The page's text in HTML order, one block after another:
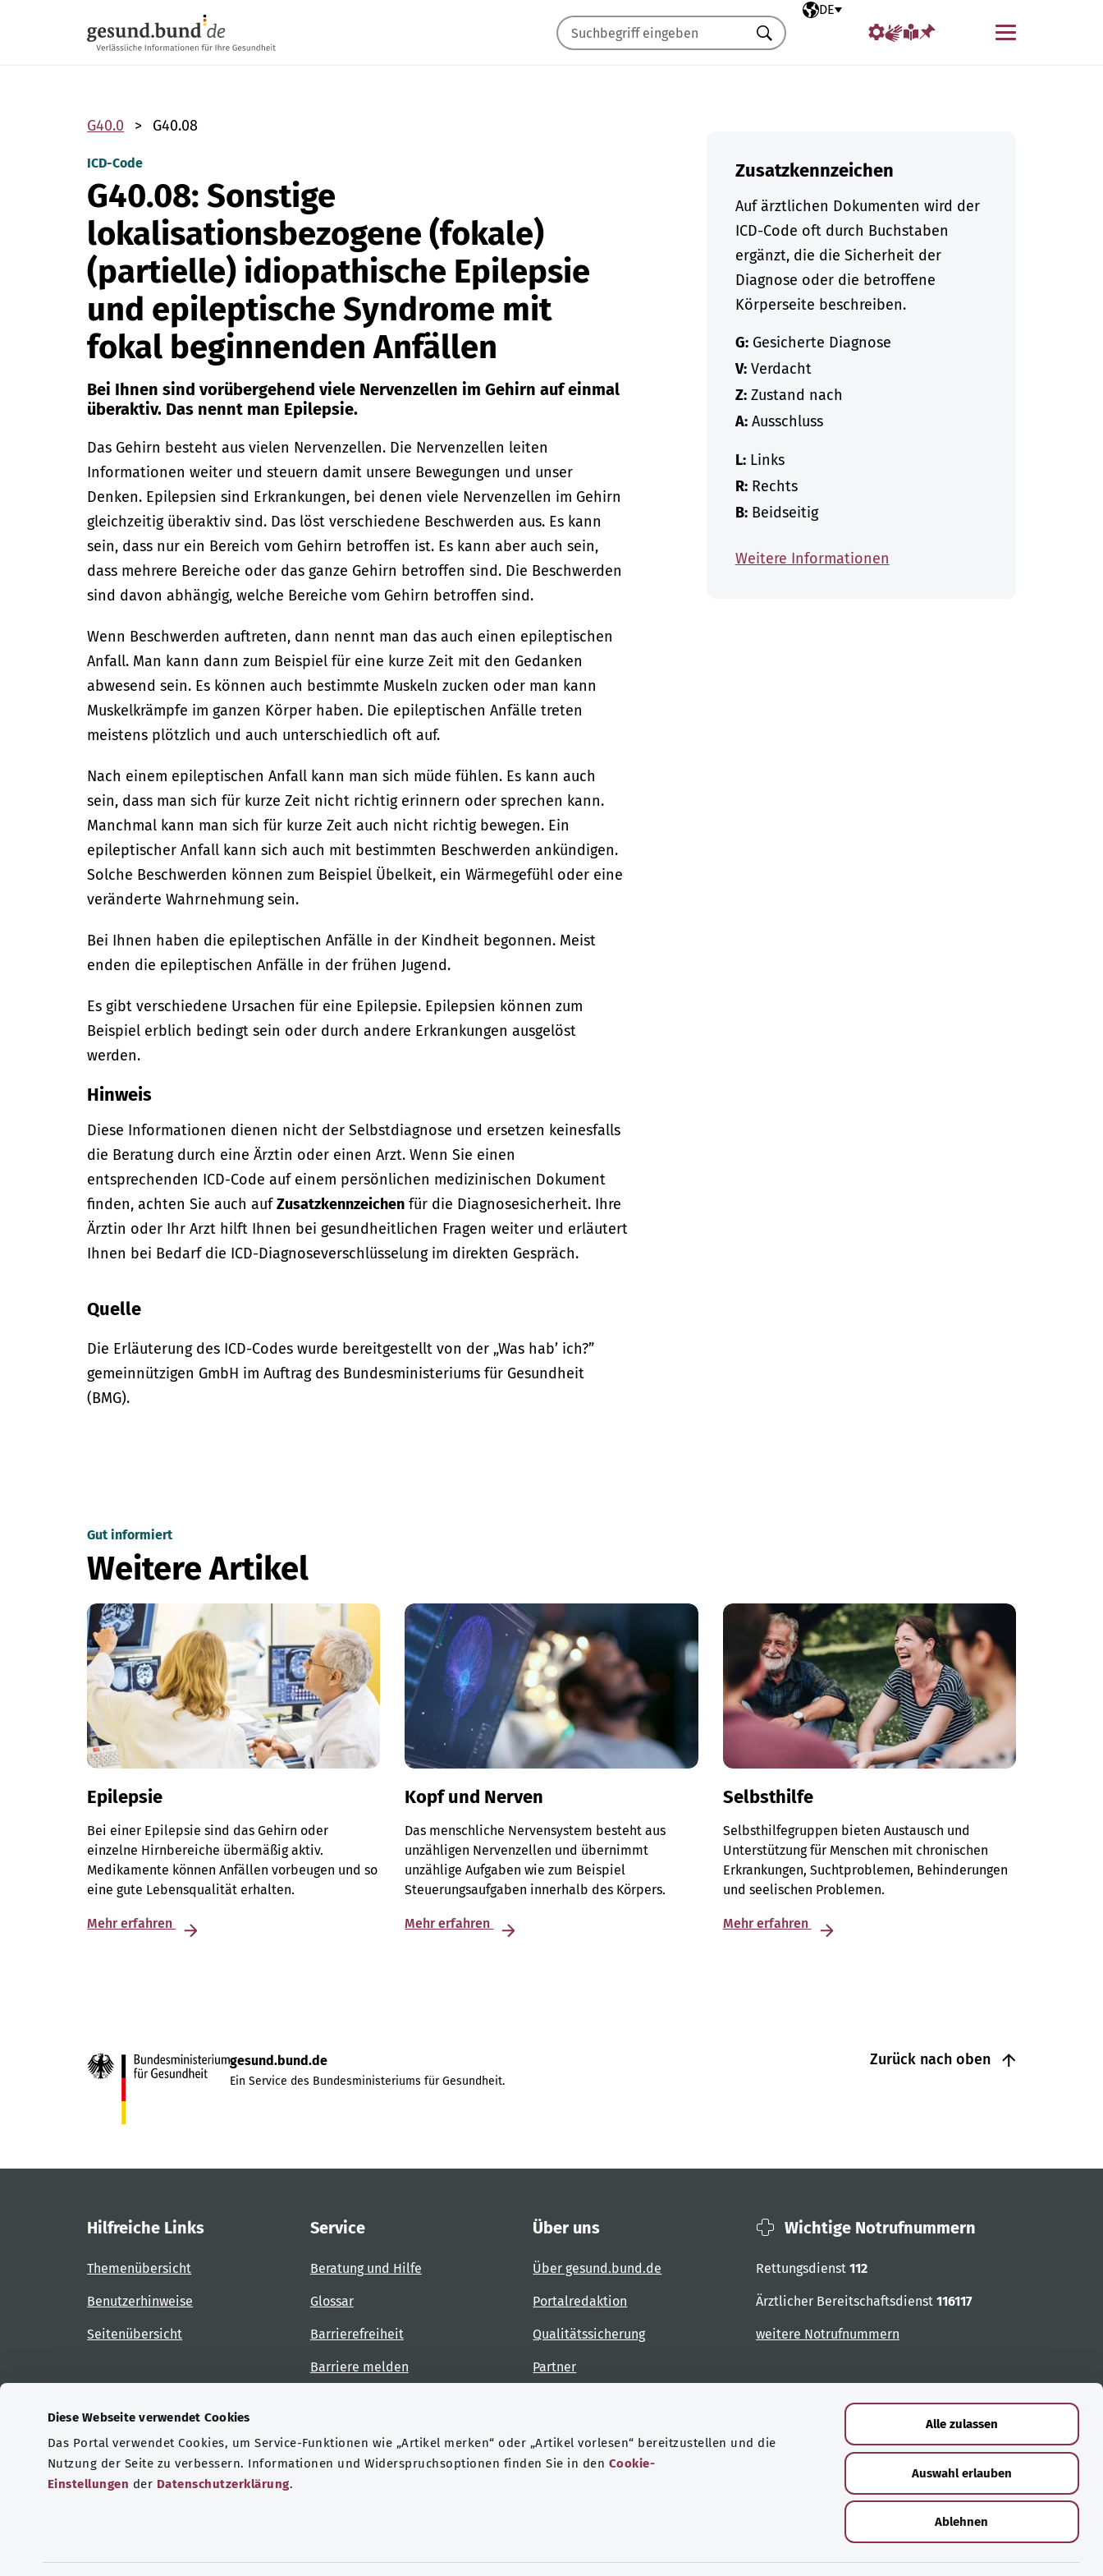
Diese Webseite verwendet Cookies
Das Portal verwendet Cookies, um Service-Funktionen wie „Artikel merken“ oder „Artikel vorlesen“ bereitzustellen und die
Nutzung der Seite zu verbessern. Informationen und Widerspruchsoptionen finden Sie in den Cookie-
Einstellungen der Datenschutzerklärung.
Alle zulassen
Auswahl erlauben
Ablehnen
Ausgewählte Sprache
DE
Menü
Suchen
G40.0 G40.08
ICD-Code
G40.08: Sonstige
lokalisationsbezogene (fokale)
(partielle) idiopathische Epilepsie
und epileptische Syndrome mit
fokal beginnenden Anfällen
Bei Ihnen sind vorübergehend viele Nervenzellen im Gehirn auf einmal
überaktiv. Das nennt man Epilepsie.
Das Gehirn besteht aus vielen Nervenzellen. Die Nervenzellen leiten
Informationen weiter und steuern damit unsere Bewegungen und unser
Denken. Epilepsien sind Erkrankungen, bei denen viele Nervenzellen im Gehirn
gleichzeitig überaktiv sind. Das löst verschiedene Beschwerden aus. Es kann
sein, dass nur ein Bereich vom Gehirn betroffen ist. Es kann aber auch sein,
dass mehrere Bereiche oder das ganze Gehirn betroffen sind. Die Beschwerden
sind davon abhängig, welche Bereiche vom Gehirn betroffen sind.
Wenn Beschwerden auftreten, dann nennt man das auch einen epileptischen
Anfall. Man kann dann zum Beispiel für eine kurze Zeit mit den Gedanken
abwesend sein. Es können auch bestimmte Muskeln zucken oder man kann
Muskelkrämpfe im ganzen Körper haben. Die epileptischen Anfälle treten
meistens plötzlich und auch unterschiedlich oft auf.
Nach einem epileptischen Anfall kann man sich müde fühlen. Es kann auch
sein, dass man sich für kurze Zeit nicht richtig erinnern oder sprechen kann.
Manchmal kann man sich für kurze Zeit auch nicht richtig bewegen. Ein
epileptischer Anfall kann sich auch mit bestimmten Beschwerden ankündigen.
Solche Beschwerden können zum Beispiel Übelkeit, ein Wärmegefühl oder eine
veränderte Wahrnehmung sein.
Bei Ihnen haben die epileptischen Anfälle in der Kindheit begonnen. Meist
enden die epileptischen Anfälle in der frühen Jugend.
Es gibt verschiedene Ursachen für eine Epilepsie. Epilepsien können zum
Beispiel erblich bedingt sein oder durch andere Erkrankungen ausgelöst
werden.
Hinweis
Diese Informationen dienen nicht der Selbstdiagnose und ersetzen keinesfalls
die Beratung durch eine Ärztin oder einen Arzt. Wenn Sie einen
entsprechenden ICD-Code auf einem persönlichen medizinischen Dokument
finden, achten Sie auch aufZusatzkennzeichen für die Diagnosesicherheit. Ihre
Ärztin oder Ihr Arzt hilft Ihnen bei gesundheitlichen Fragen weiter und erläutert
Ihnen bei Bedarf die ICD-Diagnoseverschlüsselung im direkten Gespräch.
Quelle
Die Erläuterung des ICD-Codes wurde bereitgestellt von der „Was hab’ ich?”
gemeinnützigen GmbH im Auftrag des Bundesministeriums für Gesundheit
(BMG).
Zusatzkennzeichen
Auf ärztlichen Dokumenten wird der
ICD-Code oft durch Buchstaben
ergänzt, die die Sicherheit der
Diagnose oder die betroffene
Körperseite beschreiben.
G:Gesicherte Diagnose
V:Verdacht
Z:Zustand nach
A:Ausschluss
L:Links
R:Rechts
B:Beidseitig
Weitere Informationen
Gut informiert
Weitere Artikel
Epilepsie
Bei einer Epilepsie sind das Gehirn oder
einzelne Hirnbereiche übermäßig aktiv.
Medikamente können Anfällen vorbeugen und so
eine gute Lebensqualität erhalten.
Mehr erfahren
Kopf und Nerven
Das menschliche Nervensystem besteht aus
unzähligen Nervenzellen und übernimmt
unzählige Aufgaben wie zum Beispiel
Steuerungsaufgaben innerhalb des Körpers.
Mehr erfahren
Selbsthilfe
Selbsthilfegruppen bieten Austausch und
Unterstützung für Menschen mit chronischen
Erkrankungen, Suchtproblemen, Behinderungen
und seelischen Problemen.
Mehr erfahren
Zurück nach oben
gesund.bund.de
Ein Service des Bundesministeriums für Gesundheit.
Hilfreiche Links
Themenübersicht
Benutzerhinweise
Seitenübersicht
Service
Beratung und Hilfe
Glossar
Barrierefreiheit
Barriere melden
Über uns
Über gesund.bund.de
Portalredaktion
Qualitätssicherung
Partner
Wichtige Notrufnummern
Rettungsdienst 112
Ärztlicher Bereitschaftsdienst 116117
weitere Notrufnummern
Zertifizierungen